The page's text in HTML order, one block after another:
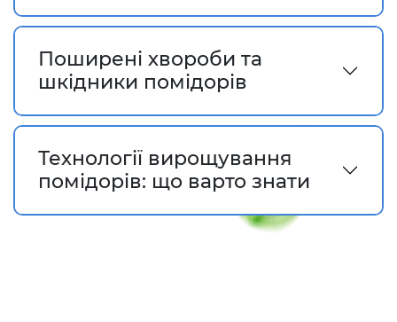
Поширені хвороби та
шкідники помідорів
Технології вирощування
помідорів: що варто знати